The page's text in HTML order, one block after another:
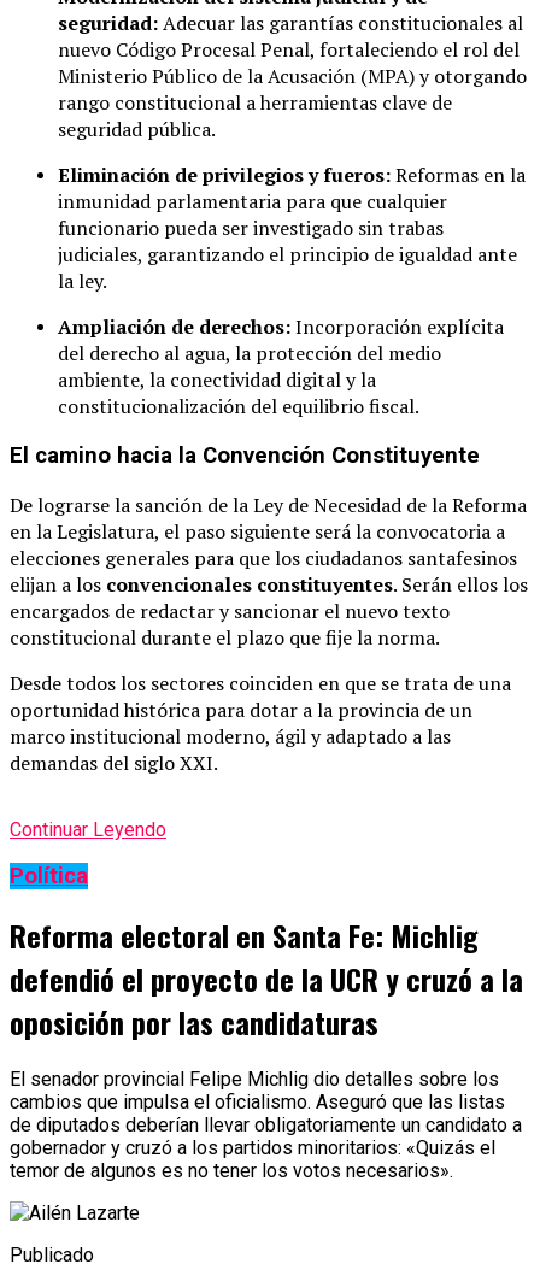
seguridad:Adecuar las garantías constitucionales al
nuevo Código Procesal Penal, fortaleciendo el rol del
Ministerio Público de la Acusación (MPA) y otorgando
rango constitucional a herramientas clave de
seguridad pública.
Eliminación de privilegios y fueros:Reformas en la
inmunidad parlamentaria para que cualquier
funcionario pueda ser investigado sin trabas
judiciales, garantizando el principio de igualdad ante
la ley.
Ampliación de derechos:Incorporación explícita
del derecho al agua, la protección del medio
ambiente, la conectividad digital y la
constitucionalización del equilibrio fiscal.
El camino hacia la Convención Constituyente
De lograrse la sanción de la Ley de Necesidad de la Reforma
en la Legislatura, el paso siguiente será la convocatoria a
elecciones generales para que los ciudadanos santafesinos
elijan a los convencionales constituyentes. Serán ellos los
encargados de redactar y sancionar el nuevo texto
constitucional durante el plazo que fije la norma.
Desde todos los sectores coinciden en que se trata de una
oportunidad histórica para dotar a la provincia de un
marco institucional moderno, ágil y adaptado a las
demandas del siglo XXI.
Continuar Leyendo
Política
Reforma electoral en Santa Fe: Michlig
defendió el proyecto de la UCR y cruzó a la
oposición por las candidaturas
El senador provincial Felipe Michlig dio detalles sobre los
cambios que impulsa el oficialismo. Aseguró que las listas
de diputados deberían llevar obligatoriamente un candidato a
gobernador y cruzó a los partidos minoritarios: «Quizás el
temor de algunos es no tener los votos necesarios».
Publicado